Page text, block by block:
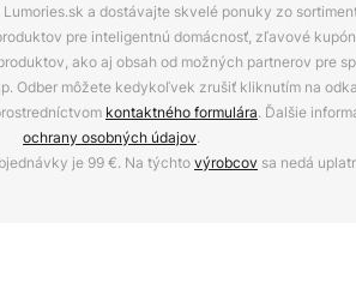
a dostávajte skvelé ponuky zo
pre inteligentnú domácnosť, zľavové
ako aj obsah od možných partnerov pre
Odber môžete kedykoľvek zrušiť kliknutím na
kontaktného formulára. Ďalšie
ochrany osobných údajov.
je 99 €. Na týchtovýrobcov sa nedá